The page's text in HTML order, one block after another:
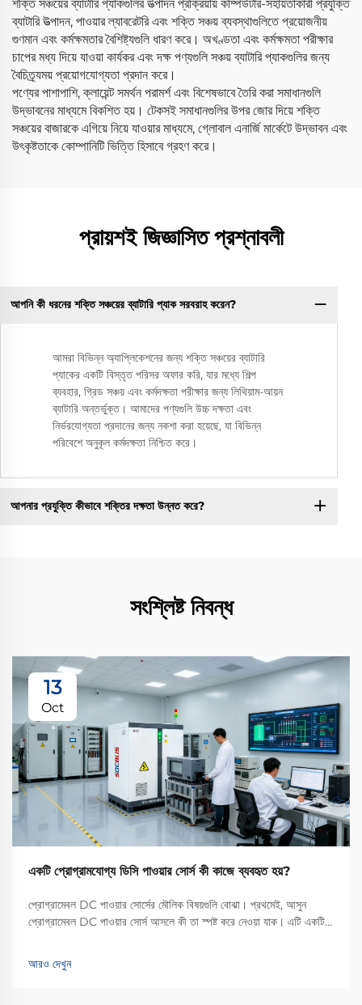
শক্তি সঞ্চয়ের ব্যাটারি প্যাকগুলির উত্পাদন প্রক্রিয়ায় কম্পিউটার-সহায়তাকারী প্রযুক্তি
ব্যাটারি উত্পাদন, পাওয়ার ল্যাবরেটরি এবং শক্তি সঞ্চয় ব্যবস্থাগুলিতে প্রয়োজনীয়
গুণমান এবং কর্মক্ষমতার বৈশিষ্ট্যগুলি ধারণ করে। অখণ্ডতা এবং কর্মক্ষমতা পরীক্ষার
চাপের মধ্য দিয়ে যাওয়া কার্যকর এবং দক্ষ পণ্যগুলি সঞ্চয় ব্যাটারি প্যাকগুলির জন্য
বৈচিত্র্যময় প্রয়োগযোগ্যতা প্রদান করে।
পণ্যের পাশাপাশি, ক্লায়েন্ট সমর্থন পরামর্শ এবং বিশেষভাবে তৈরি করা সমাধানগুলি
উদ্ভাবনের মাধ্যমে বিকশিত হয়। টেকসই সমাধানগুলির উপর জোর দিয়ে শক্তি
সঞ্চয়ের বাজারকে এগিয়ে নিয়ে যাওয়ার মাধ্যমে, গ্লোবাল এনার্জি মার্কেটে উদ্ভাবন এবং
উৎকৃষ্টতাকে কোম্পানিটি ভিত্তি হিসাবে গ্রহণ করে।
প্রায়শই জিজ্ঞাসিত প্রশ্নাবলী
আপনি কী ধরনের শক্তি সঞ্চয়ের ব্যাটারি প্যাক সরবরাহ করেন?
আমরা বিভিন্ন অ্যাপ্লিকেশনের জন্য শক্তি সঞ্চয়ের ব্যাটারি
প্যাকের একটি বিস্তৃত পরিসর অফার করি, যার মধ্যে শিল্প
ব্যবহার, গ্রিড সঞ্চয় এবং কর্মদক্ষতা পরীক্ষার জন্য লিথিয়াম-আয়ন
ব্যাটারি অন্তর্ভুক্ত। আমাদের পণ্যগুলি উচ্চ দক্ষতা এবং
নির্ভরযোগ্যতা প্রদানের জন্য নকশা করা হয়েছে, যা বিভিন্ন
পরিবেশে অনুকূল কর্মদক্ষতা নিশ্চিত করে।
আপনার প্রযুক্তি কীভাবে শক্তির দক্ষতা উন্নত করে?
সংশ্লিষ্ট নিবন্ধ
13
Oct
একটি প্রোগ্রামযোগ্য ডিসি পাওয়ার সোর্স কী কাজে ব্যবহৃত হয়?
প্রোগ্রামেবল DC পাওয়ার সোর্সের মৌলিক বিষয়গুলি বোঝা। প্রথমেই, আসুন
প্রোগ্রামেবল DC পাওয়ার সোর্স আসলে কী তা স্পষ্ট করে নেওয়া যাক। এটি একটি
আরও দেখুন